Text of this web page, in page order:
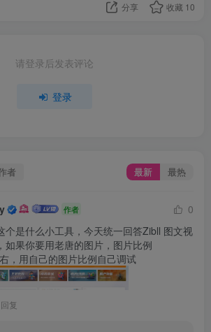
题的
多栏目文章 、
，就可以实现
，例如我 子比主题美化
分享 收藏 10
请登录后发表评论
登录
者 最新 最热
作者
0
个是什么小工具，今天统一回答Zibll 图文视
如果你要用老唐的图片，图片比例
，用自己的图片比例自己调试
回复